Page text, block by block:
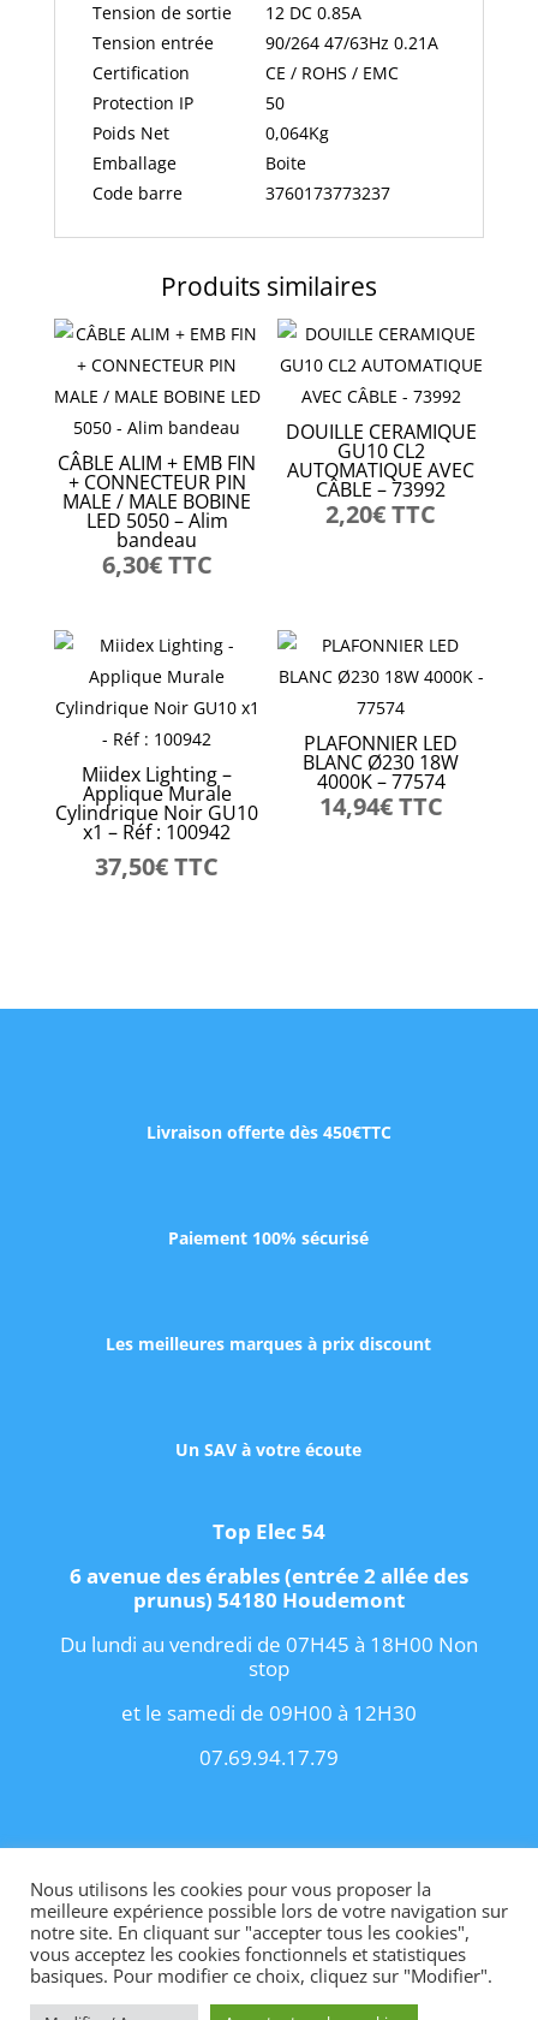
Tension de sortie
12 DC 0.85A
Tension entrée
90/264 47/63Hz 0.21A
Certification
CE / ROHS / EMC
Protection IP
50
Poids Net
0,064Kg
Emballage
Boite
Code barre
3760173773237
Produits similaires
CÂBLE ALIM + EMB FIN
+ CONNECTEUR PIN
MALE / MALE BOBINE
LED 5050 – Alim
bandeau
6,30€TTC
DOUILLE CERAMIQUE
GU10 CL2
AUTOMATIQUE AVEC
CÂBLE – 73992
2,20€TTC
Miidex Lighting –
Applique Murale
Cylindrique Noir GU10
x1 – Réf : 100942
37,50€TTC
PLAFONNIER LED
BLANC Ø230 18W
4000K – 77574
14,94€TTC
Livraison offerte dès 450€TTC
Paiement 100% sécurisé
Les meilleures marques à prix discount
Un SAV à votre écoute
Top Elec 54
6 avenue des érables (entrée 2 allée des
prunus) 54180 Houdemont
Du lundi au vendredi de 07H45 à 18H00 Non
stop
et le samedi de 09H00 à 12H30
07.69.94.17.79
Copyright 2021 IConditions Générales de
VenteIContact
Site internet créé par OhMyConcept.fr
Nous utilisons les cookies pour vous proposer la
meilleure expérience possible lors de votre navigation sur
notre site. En cliquant sur "accepter tous les cookies",
vous acceptez les cookies fonctionnels et statistiques
basiques. Pour modifier ce choix, cliquez sur "Modifier".